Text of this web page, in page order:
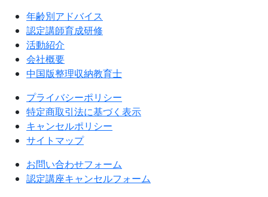
年齢別アドバイス
認定講師育成研修
活動紹介
会社概要
中国版整理収納教育士
プライバシーポリシー
特定商取引法に基づく表示
キャンセルポリシー
サイトマップ
お問い合わせフォーム
認定講座キャンセルフォーム